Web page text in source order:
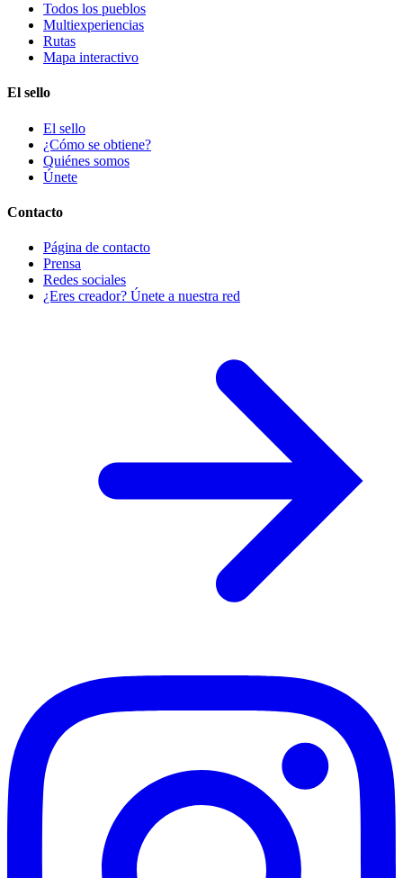
Todos los pueblos
Multiexperiencias
Rutas
Mapa interactivo
El sello
El sello
¿Cómo se obtiene?
Quiénes somos
Únete
Contacto
Página de contacto
Prensa
Redes sociales
¿Eres creador? Únete a nuestra red